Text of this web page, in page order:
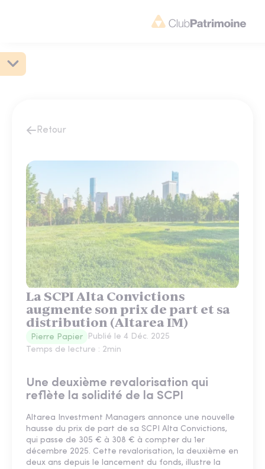
Retour
La SCPI Alta Convictions
augmente son prix de part et sa
distribution (Altarea IM)
Pierre Papier Publié le 4 Déc. 2025
Temps de lecture : 2min
Une deuxième revalorisation qui
reflète la solidité de la SCPI
Altarea Investment Managers annonce une nouvelle
hausse du prix de part de sa SCPI Alta Convictions,
qui passe de 305 € à 308 € à compter du 1er
décembre 2025. Cette revalorisation, la deuxième en
deux ans depuis le lancement du fonds, illustre la